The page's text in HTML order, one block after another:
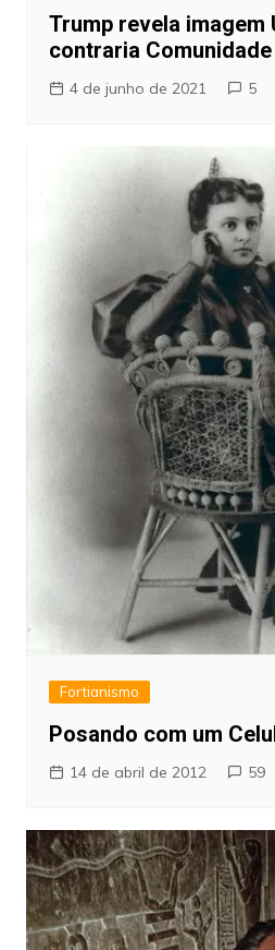
Trump revela imagem
contraria
4 de junho de 2021 5
Fortianismo
Posando com um
14 de abril de 2012 59